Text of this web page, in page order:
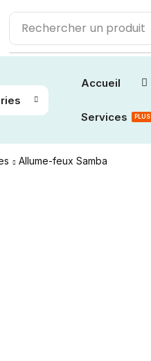
Rechercher un produit
Accueil
Services PLUS
Allume-feux Samba